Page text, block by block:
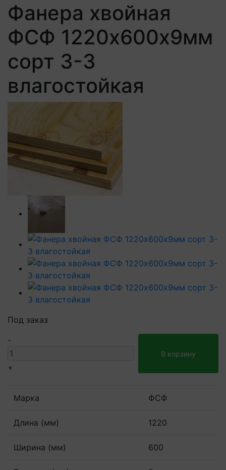
Фанера хвойная
ФСФ 1220х600х9мм
сорт 3-3
влагостойкая
Под заказ
-
+
В корзину
Марка ФСФ
Длина (мм) 1220
Ширина (мм) 600